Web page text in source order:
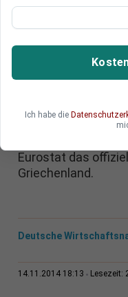
zwischen
Polizei
Am Donnerstag ist
Studenen
Andacht an die
Eurostat das
Griechenland.
Deutsche
14.11.2014 18:13 Lesezeit:
Ich habe die